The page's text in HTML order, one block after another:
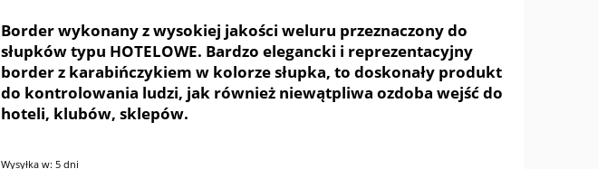
Border wykonany z wysokiej jakości weluru przeznaczony do
słupków typu HOTELOWE. Bardzo elegancki i reprezentacyjny
border z karabińczykiem w kolorze słupka, to doskonały produkt
do kontrolowania ludzi, jak również niewątpliwa ozdoba wejść do
hoteli, klubów, sklepów.
Wysyłka w: 5 dni